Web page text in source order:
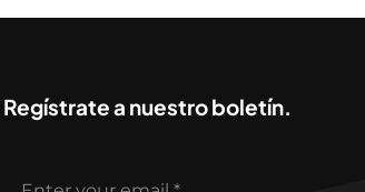
Regístrate a nuestro boletín.